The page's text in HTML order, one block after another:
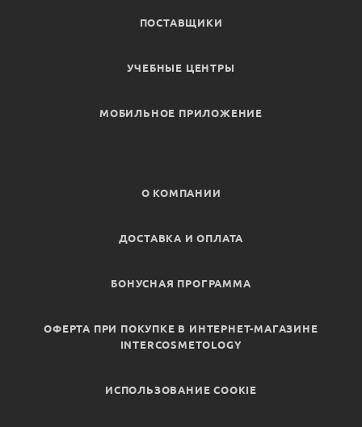
ПОСТАВЩИКИ
УЧЕБНЫЕ ЦЕНТРЫ
МОБИЛЬНОЕ ПРИЛОЖЕНИЕ
О КОМПАНИИ
ДОСТАВКА И ОПЛАТА
БОНУСНАЯ ПРОГРАММА
ОФЕРТА ПРИ ПОКУПКЕ В ИНТЕРНЕТ-МАГАЗИНЕ
INTERCOSMETOLOGY
ИСПОЛЬЗОВАНИЕ COOKIE